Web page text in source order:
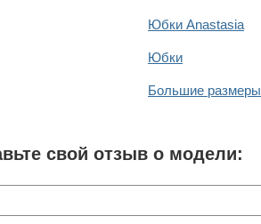
Юбки Anastasia
Юбки
Большие размеры
свой отзыв о модели: